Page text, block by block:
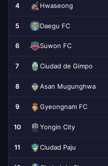
4 Hwaseong
5 Daegu FC
6 Suwon FC
7 Ciudad de Gimpo
8 Asan Mugunghwa
9 Gyeongnam FC
10 Yongin City
11 Ciudad Paju